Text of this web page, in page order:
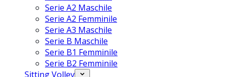
Serie A2 Maschile
Serie A2 Femminile
Serie A3 Maschile
Serie B Maschile
Serie B1 Femminile
Serie B2 Femminile
Sitting Volley